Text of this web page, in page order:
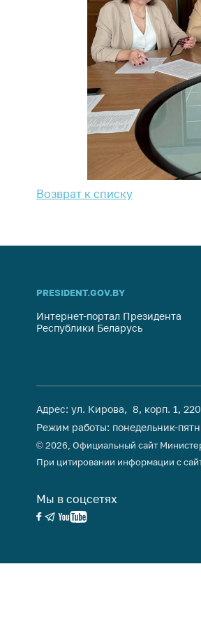
Возврат к списку
PRESIDENT.GOV.BY
Интернет-портал Президента
Республики Беларусь
Адрес: ул. Кирова, 8, корп. 1,
Режим работы: понедельник-
© 2026, Официальный сайт
При цитировании информации с
Мы в соцсетях